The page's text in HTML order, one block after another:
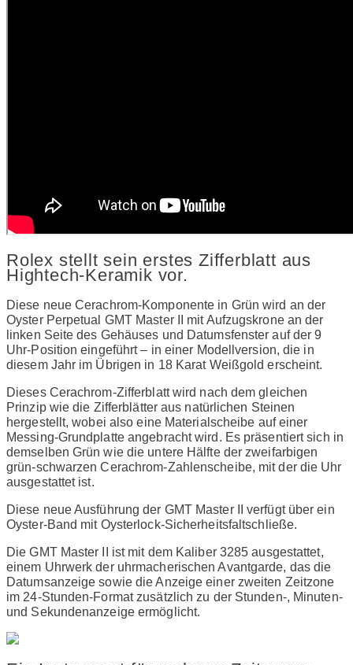
Rolex stellt sein erstes Zifferblatt aus
Hightech-Keramik vor.
Diese neue Cerachrom-Komponente in Grün wird an der
Oyster Perpetual GMT Master II mit Aufzugskrone an der
linken Seite des Gehäuses und Datumsfenster auf der 9
Uhr-Position eingeführt – in einer Modellversion, die in
diesem Jahr im Übrigen in 18 Karat Weißgold erscheint.
Dieses Cerachrom-Zifferblatt wird nach dem gleichen
Prinzip wie die Zifferblätter aus natürlichen Steinen
hergestellt, wobei also eine Materialscheibe auf einer
Messing-Grundplatte angebracht wird. Es präsentiert sich in
demselben Grün wie die untere Hälfte der zweifarbigen
grün-schwarzen Cerachrom-Zahlenscheibe, mit der die Uhr
ausgestattet ist.
Diese neue Ausführung der GMT Master II verfügt über ein
Oyster-Band mit Oysterlock-Sicherheitsfaltschließe.
Die GMT Master II ist mit dem Kaliber 3285 ausgestattet,
einem Uhrwerk der uhrmacherischen Avantgarde, das die
Datumsanzeige sowie die Anzeige einer zweiten Zeitzone
im 24-Stunden-Format zusätzlich zu der Stunden-, Minuten-
und Sekundenanzeige ermöglicht.